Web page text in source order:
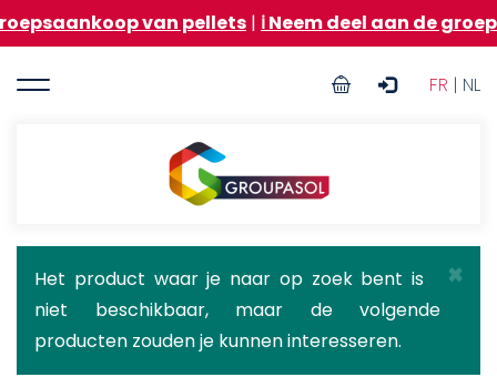
en
de
van pellets|ℹ️ Neem deel aan de
FR | NL
User
Groupasol
×
Statusbericht
Het product waar je naar op zoek bent is
niet beschikbaar, maar de volgende
producten zouden je kunnen interesseren.